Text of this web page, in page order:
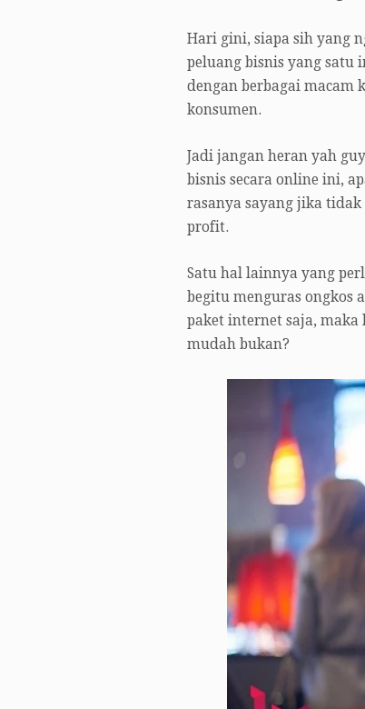
Hari gini, siapa sih yang
peluang bisnis yang satu
dengan berbagai macam
konsumen.
Jadi jangan heran yah
bisnis secara online ini,
rasanya sayang jika
profit.
Satu hal lainnya yang
begitu menguras ongkos
paket internet saja,
mudah bukan?